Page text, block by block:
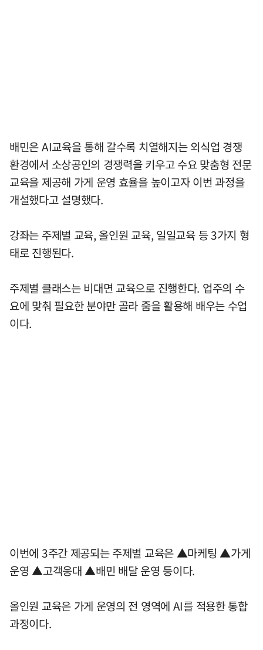
배민은 AI교육을 통해 갈수록 치열해지는 외식업 경쟁
환경에서 소상공인의 경쟁력을 키우고 수요 맞춤형 전문
교육을 제공해 가게 운영 효율을 높이고자 이번 과정을
개설했다고 설명했다.
강좌는 주제별 교육, 올인원 교육, 일일교육 등 3가지 형
태로 진행된다.
주제별 클래스는 비대면 교육으로 진행한다. 업주의 수
요에 맞춰 필요한 분야만 골라 줌을 활용해 배우는 수업
이다.
이번에 3주간 제공되는 주제별 교육은 ▲마케팅 ▲가게
운영 ▲고객응대 ▲배민 배달 운영 등이다.
올인원 교육은 가게 운영의 전 영역에 AI를 적용한 통합
과정이다.